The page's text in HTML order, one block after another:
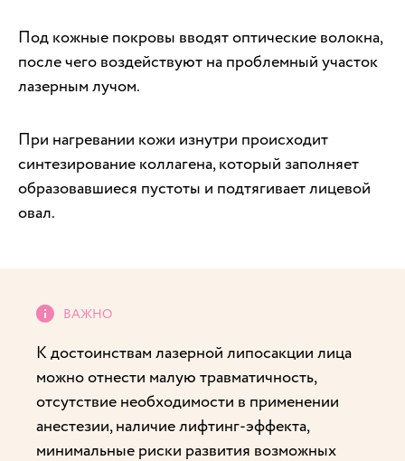
Под кожные покровы вводят оптические волокна,
после чего воздействуют на проблемный участок
лазерным лучом.
При нагревании кожи изнутри происходит
синтезирование коллагена, который заполняет
образовавшиеся пустоты и подтягивает лицевой
овал.
К достоинствам лазерной липосакции лица
можно отнести малую травматичность,
отсутствие необходимости в применении
анестезии, наличие лифтинг-эффекта,
минимальные риски развития возможных